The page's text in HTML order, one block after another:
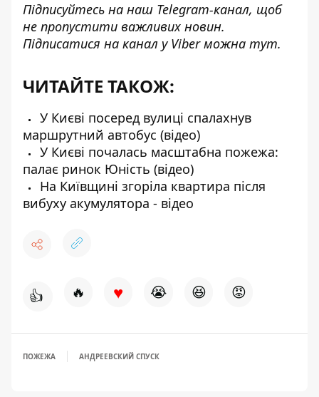
Підписуйтесь на наш Telegram-канал, щоб
не пропустити важливих новин.
Підписатися на канал у Viber можна тут.
ЧИТАЙТЕ ТАКОЖ:
У Києві посеред вулиці спалахнув
маршрутний автобус (відео)
У Києві почалась масштабна пожежа:
палає ринок Юність (відео)
На Київщині згоріла квартира після
вибуху акумулятора - відео
👍 🔥 ♥ 😭 😆 😡
ПОЖЕЖА АНДРЕЕВСКИЙ СПУСК